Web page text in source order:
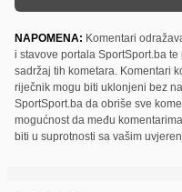
NAPOMENA: Komentari
i stavove portala SportSport.ba
sadržaj tih kometara. Komentari
riječnik mogu biti uklonjeni bez
SportSport.ba da obriše sve
mogućnost da među
biti u suprotnosti sa vašim